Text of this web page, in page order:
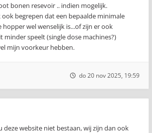
bonen resevoir .. indien mogelijk.
begrepen dat een bepaalde minimale
wel wenselijk is...of zijn er ook
minder speelt (single dose machines?)
mijn voorkeur hebben.
do 20 nov 2025, 19:59
deze website niet bestaan, wij zijn dan ook